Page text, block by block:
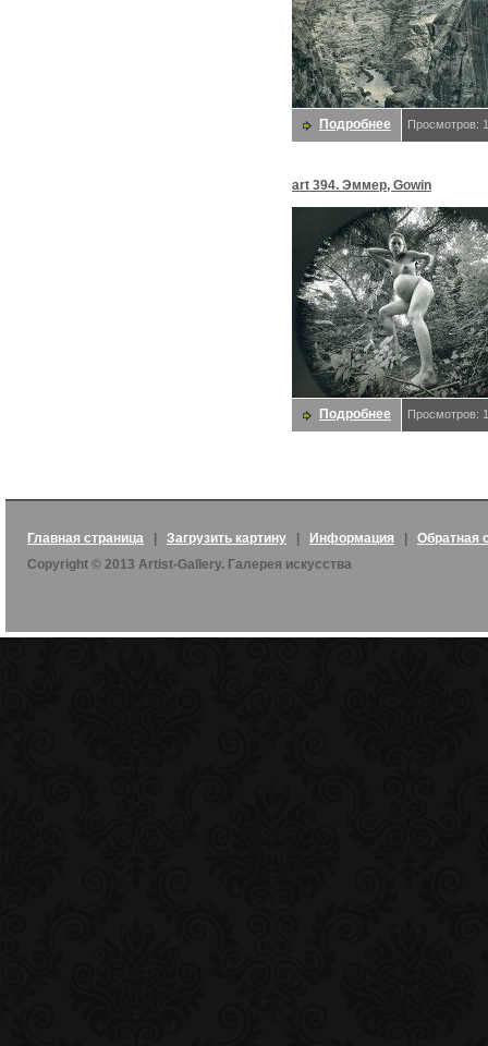
Подробнее Просмотров:
art 394. Эммер, Gowin
Подробнее Просмотров:
Главная страница Загрузить картину Информация
Обратная
Copyright © 2013 Artist-Gallery. Галерея искусства